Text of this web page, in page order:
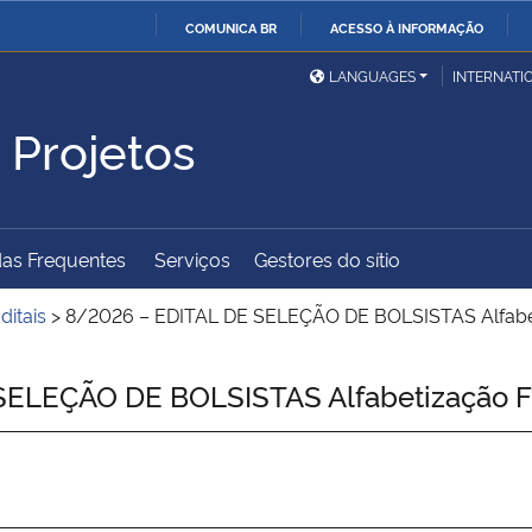
COMUNICA BR ACESSO À INFORMAÇÃO
Ministério da Defesa
Ministério das Relações
Exteriores
Ministério da Cidadania
Ministério do
Desenvolvimento Regional
Controladoria-Geral da
União
Advocacia-Geral da União Banco Central do Brasil
LANGUAGES
Frequentes Serviços Gestores do sítio
>8/2026 – EDITAL DE SELEÇÃO DE BOLSISTAS
DE BOLSISTAS